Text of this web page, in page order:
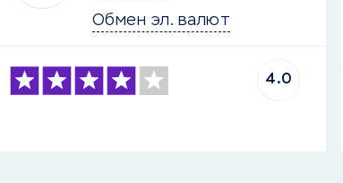
Обмен эл. валют
4.0